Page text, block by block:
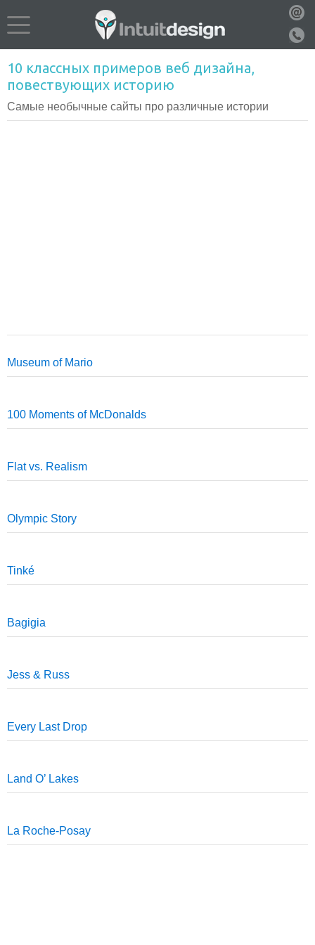
10 классных примеров веб дизайна,
повествующих историю
Самые необычные сайты про различные истории
Museum of Mario
100 Moments of McDonalds
Flat vs. Realism
Olympic Story
Tinké
Bagigia
Jess & Russ
Every Last Drop
Land O’ Lakes
La Roche-Posay